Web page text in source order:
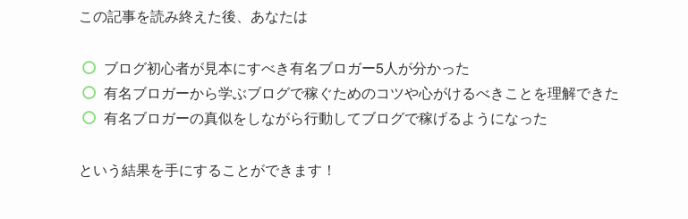
この記事を読み終えた後、あなたは
ブログ初心者が見本にすべき有名ブロガー5人が分かった
有名ブロガーから学ぶブログで稼ぐためのコツや心がけるべきことを理解できた
有名ブロガーの真似をしながら行動してブログで稼げるようになった
という結果を手にすることができます！